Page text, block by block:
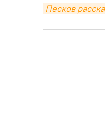
Песков